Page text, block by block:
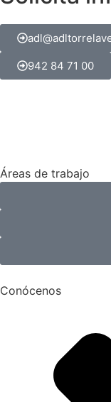
942 84 71 00
Áreas de trabajo
Conócenos